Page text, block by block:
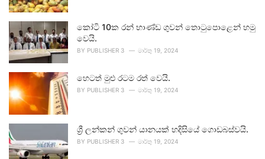
කෝටි 10ක රන් භාණ්ඩ ගුවන් තොටුපොළෙන් හමු
වෙයි.
BY PUBLISHER 3 මාර්තු 19, 2024
හෙටත් මුළු රටම රත් වෙයි.
BY PUBLISHER 3 මාර්තු 19, 2024
ශ්‍රී ලන්කන් ගුවන් යානයක් හදිසියේ ගොඩබස්වයි.
BY PUBLISHER 3 මාර්තු 19, 2024